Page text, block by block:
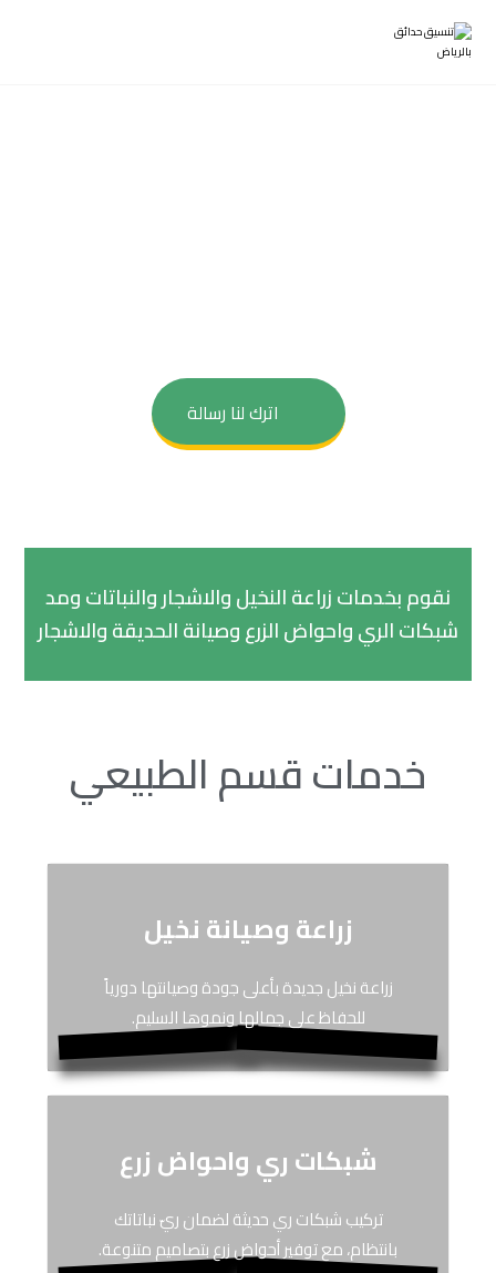
اترك لنا رسالة
نقوم بخدمات زراعة النخيل والاشجار والنباتات ومد
شبكات الري واحواض الزرع وصيانة الحديقة والاشجار
خدمات قسم الطبيعي
زراعة وصيانة نخيل
زراعة نخيل جديدة بأعلى جودة وصيانتها دورياً
للحفاظ على جمالها ونموها السليم.
شبكات ري واحواض زرع
تركيب شبكات ري حديثة لضمان ريّ نباتاتك
بانتظام، مع توفير أحواض زرع بتصاميم متنوعة.